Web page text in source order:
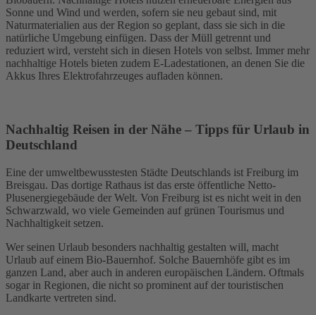
Sonne und Wind und werden, sofern sie neu gebaut sind, mit
Naturmaterialien aus der Region so geplant, dass sie sich in die
natürliche Umgebung einfügen. Dass der Müll getrennt und
reduziert wird, versteht sich in diesen Hotels von selbst. Immer mehr
nachhaltige Hotels bieten zudem E-Ladestationen, an denen Sie die
Akkus Ihres Elektrofahrzeuges aufladen können.
Nachhaltig Reisen in der Nähe – Tipps für Urlaub in
Deutschland
Eine der umweltbewusstesten Städte Deutschlands ist Freiburg im
Breisgau. Das dortige Rathaus ist das erste öffentliche Netto-
Plusenergiegebäude der Welt. Von Freiburg ist es nicht weit in den
Schwarzwald, wo viele Gemeinden auf grünen Tourismus und
Nachhaltigkeit setzen.
Wer seinen Urlaub besonders nachhaltig gestalten will, macht
Urlaub auf einem Bio-Bauernhof. Solche Bauernhöfe gibt es im
ganzen Land, aber auch in anderen europäischen Ländern. Oftmals
sogar in Regionen, die nicht so prominent auf der touristischen
Landkarte vertreten sind.